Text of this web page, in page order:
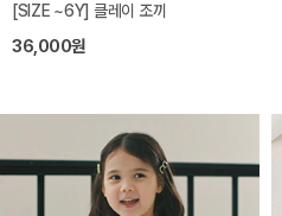
[SIZE ~6Y] 클레이 조끼
36,000원